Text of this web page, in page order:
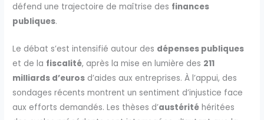
défend une trajectoire de maîtrise des finances
publiques.
Le débat s’est intensifié autour des dépenses publiques
et de la fiscalité, après la mise en lumière des 211
milliards d’euros d’aides aux entreprises. À l’appui, des
sondages récents montrent un sentiment d’injustice face
aux efforts demandés. Les thèses d’austérité héritées